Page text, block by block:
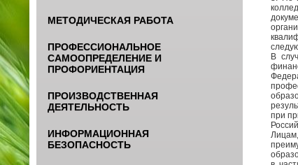
МЕТОДИЧЕСКАЯ РАБОТА
ПРОФЕССИОНАЛЬНОЕ
САМООПРЕДЕЛЕНИЕ И
ПРОФОРИЕНТАЦИЯ
ПРОИЗВОДСТВЕННАЯ
ДЕЯТЕЛЬНОСТЬ
ИНФОРМАЦИОННАЯ
БЕЗОПАСНОСТЬ
В
при